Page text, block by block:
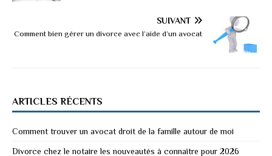
SUIVANT
Comment bien gérer un divorce avec l’aide d’un avocat
ARTICLES RÉCENTS
Comment trouver un avocat droit de la famille autour de moi
Divorce chez le notaire les nouveautés à connaître pour 2026